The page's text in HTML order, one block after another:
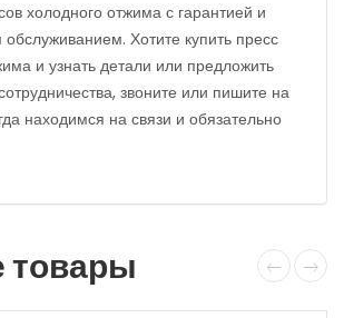
холодного отжима с гарантией и
Хотите купить пресс
и узнать детали или предложить
звоните или пишите на
находимся на связи и обязательно
товары